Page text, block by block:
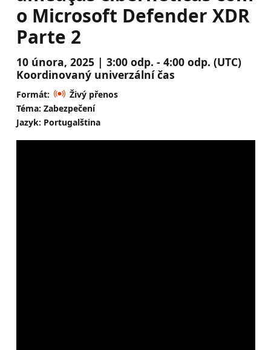
o Microsoft Defender XDR
Parte 2
10 února, 2025 | 3:00 odp. - 4:00 odp. (UTC)
Koordinovaný univerzální čas
Formát:
Živý přenos
Téma: Zabezpečení
Jazyk: Portugalština